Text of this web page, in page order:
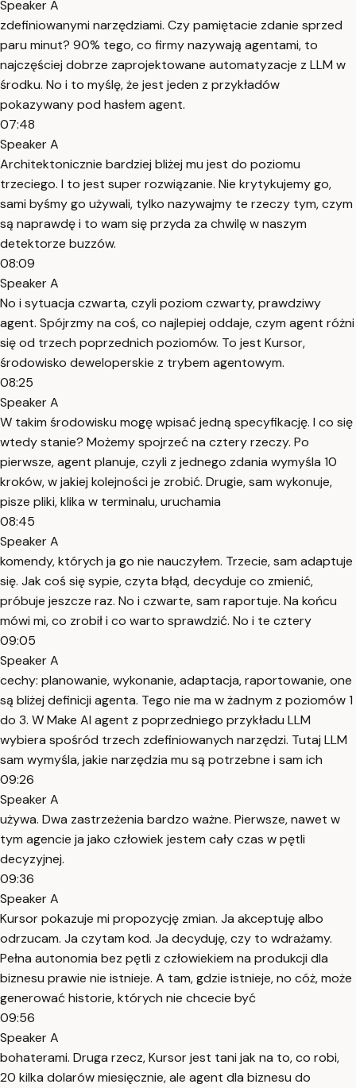
Speaker A
zdefiniowanymi narzędziami. Czy pamiętacie zdanie sprzed
paru minut? 90% tego, co firmy nazywają agentami, to
najczęściej dobrze zaprojektowane automatyzacje z LLM w
środku. No i to myślę, że jest jeden z przykładów
pokazywany pod hasłem agent.
07:48
Speaker A
Architektonicznie bardziej bliżej mu jest do poziomu
trzeciego. I to jest super rozwiązanie. Nie krytykujemy go,
sami byśmy go używali, tylko nazywajmy te rzeczy tym, czym
są naprawdę i to wam się przyda za chwilę w naszym
detektorze buzzów.
08:09
Speaker A
No i sytuacja czwarta, czyli poziom czwarty, prawdziwy
agent. Spójrzmy na coś, co najlepiej oddaje, czym agent różni
się od trzech poprzednich poziomów. To jest Kursor,
środowisko deweloperskie z trybem agentowym.
08:25
Speaker A
W takim środowisku mogę wpisać jedną specyfikację. I co się
wtedy stanie? Możemy spojrzeć na cztery rzeczy. Po
pierwsze, agent planuje, czyli z jednego zdania wymyśla 10
kroków, w jakiej kolejności je zrobić. Drugie, sam wykonuje,
pisze pliki, klika w terminalu, uruchamia
08:45
Speaker A
komendy, których ja go nie nauczyłem. Trzecie, sam adaptuje
się. Jak coś się sypie, czyta błąd, decyduje co zmienić,
próbuje jeszcze raz. No i czwarte, sam raportuje. Na końcu
mówi mi, co zrobił i co warto sprawdzić. No i te cztery
09:05
Speaker A
cechy: planowanie, wykonanie, adaptacja, raportowanie, one
są bliżej definicji agenta. Tego nie ma w żadnym z poziomów 1
do 3. W Make AI agent z poprzedniego przykładu LLM
wybiera spośród trzech zdefiniowanych narzędzi. Tutaj LLM
sam wymyśla, jakie narzędzia mu są potrzebne i sam ich
09:26
Speaker A
używa. Dwa zastrzeżenia bardzo ważne. Pierwsze, nawet w
tym agencie ja jako człowiek jestem cały czas w pętli
decyzyjnej.
09:36
Speaker A
Kursor pokazuje mi propozycję zmian. Ja akceptuję albo
odrzucam. Ja czytam kod. Ja decyduję, czy to wdrażamy.
Pełna autonomia bez pętli z człowiekiem na produkcji dla
biznesu prawie nie istnieje. A tam, gdzie istnieje, no cóż, może
generować historie, których nie chcecie być
09:56
Speaker A
bohaterami. Druga rzecz, Kursor jest tani jak na to, co robi,
20 kilka dolarów miesięcznie, ale agent dla biznesu do